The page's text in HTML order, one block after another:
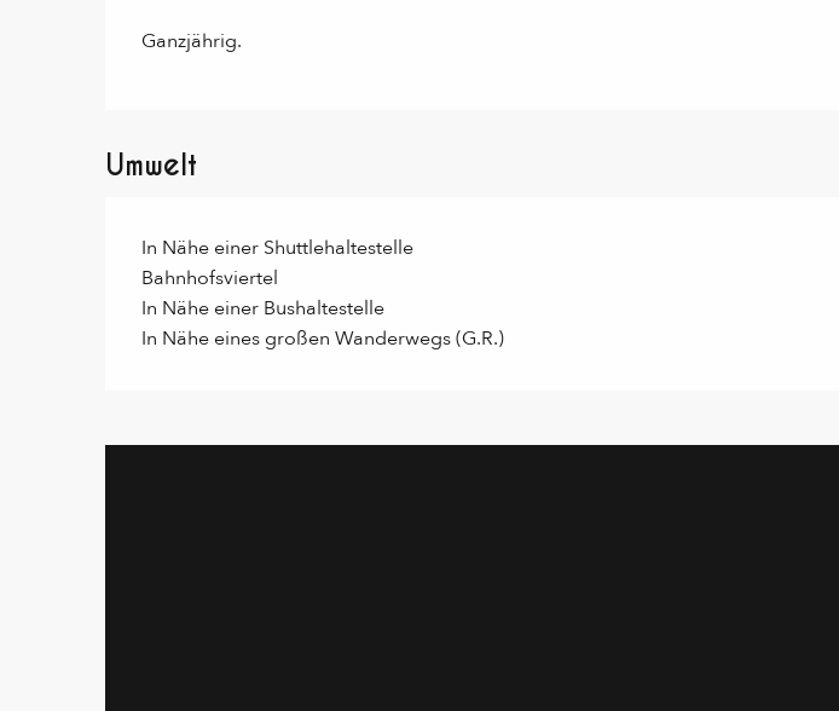
Ganzjährig.
Umwelt
In Nähe einer Shuttlehaltestelle
Bahnhofsviertel
In Nähe einer Bushaltestelle
In Nähe eines großen Wanderwegs (G.R.)